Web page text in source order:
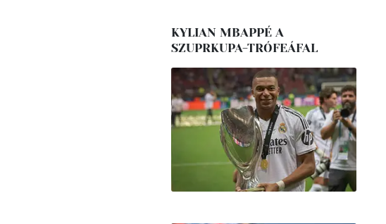
KYLIAN MBAPPÉ A
SZUPRKUPA-TRÓFEÁFAL